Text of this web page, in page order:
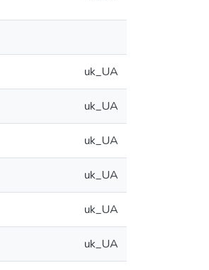
uk_UA
uk_UA
uk_UA
uk_UA
uk_UA
uk_UA